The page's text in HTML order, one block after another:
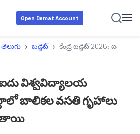
Open Demat Account
తెలుగు › బడ్జెట్ › కేంద్ర బడ్జెట్ 2026:
ఐదు విశ్వవిద్యాలయ
బాలికల వసతి గృహాలు